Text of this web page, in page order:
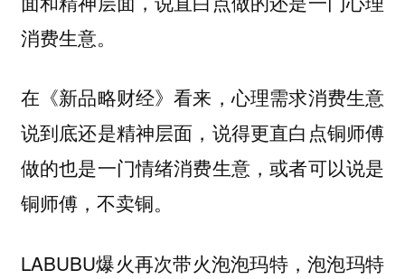
消费生意。
在《新品略财经》看来，心理需求消费生意
说到底还是精神层面，说得更直白点铜师傅
做的也是一门情绪消费生意，或者可以说是
铜师傅，不卖铜。
LABUBU爆火再次带火泡泡玛特，泡泡玛特